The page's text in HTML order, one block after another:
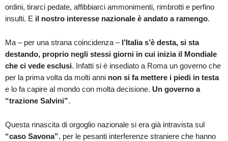
ordini, tirarci pedate, affibbiarci ammonimenti, rimbrotti e perfino
insulti. E il nostro interesse nazionale è andato a ramengo.
Ma – per una strana coincidenza – l’Italia s’è desta, si sta
destando, proprio negli stessi giorni in cui inizia il Mondiale
che ci vede esclusi. Infatti si è insediato a Roma un governo che
per la prima volta da molti anni non si fa mettere i piedi in testa
e lo fa capire al mondo con molta decisione. Un governo a
“trazione Salvini”.
Questa rinascita di orgoglio nazionale si era già intravista sul
“caso Savona”, per le pesanti interferenze straniere che hanno